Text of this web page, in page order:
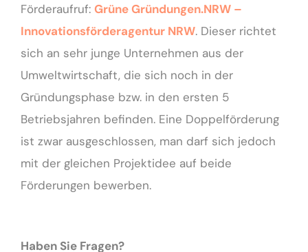
Förderaufruf: Grüne Gründungen.NRW –
Innovationsförderagentur NRW. Dieser richtet
sich an sehr junge Unternehmen aus der
Umweltwirtschaft, die sich noch in der
Gründungsphase bzw. in den ersten 5
Betriebsjahren befinden. Eine Doppelförderung
ist zwar ausgeschlossen, man darf sich jedoch
mit der gleichen Projektidee auf beide
Förderungen bewerben.
Haben Sie Fragen?